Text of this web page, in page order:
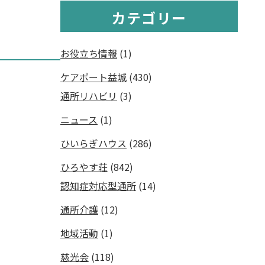
カテゴリー
お役立ち情報 (1)
ケアポート益城 (430)
通所リハビリ (3)
ニュース (1)
ひいらぎハウス (286)
ひろやす荘 (842)
認知症対応型通所 (14)
通所介護 (12)
地域活動 (1)
慈光会 (118)